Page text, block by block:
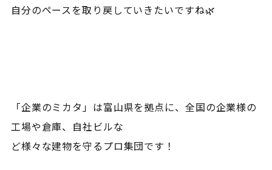
自分のペースを取り戻していきたいですね🌿
「企業のミカタ」は富山県を拠点に、全国の企業様の
工場や倉庫、自社ビルな
ど様々な建物を守るプロ集団です！